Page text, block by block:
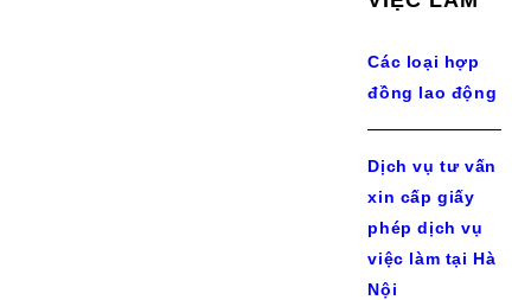
Các loại hợp
đồng lao động
Dịch vụ tư vấn
xin cấp giấy
phép dịch vụ
việc làm tại Hà
Nội